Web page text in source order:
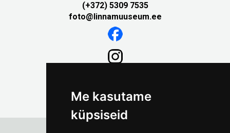
Me kasutame
küpsiseid
(+372) 5309 7535
foto@linnamuuseum.ee